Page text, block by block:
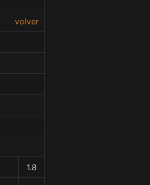
volver
1.8